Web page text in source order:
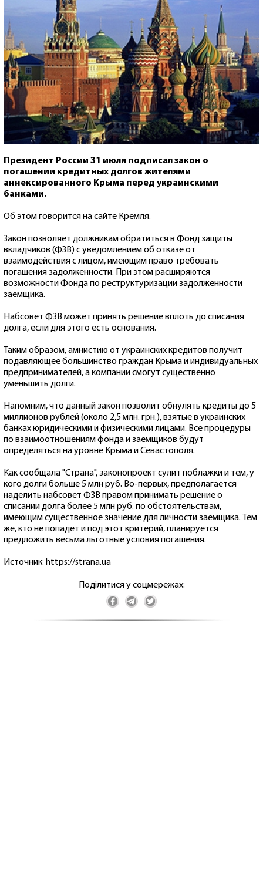
Президент России 31 июля подписал закон о
погашении кредитных долгов жителями
аннексированного Крыма перед украинскими
банками.
Об этом говорится на сайте Кремля.
Закон позволяет должникам обратиться в Фонд защиты
вкладчиков (ФЗВ) с уведомлением об отказе от
взаимодействия с лицом, имеющим право требовать
погашения задолженности. При этом расширяются
возможности Фонда по реструктуризации задолженности
заемщика.
Набсовет ФЗВ может принять решение вплоть до списания
долга, если для этого есть основания.
Таким образом, амнистию от украинских кредитов получит
подавляющее большинство граждан Крыма и индивидуальных
предпринимателей, а компании смогут существенно
уменьшить долги.
Напомним, что данный закон позволит обнулять кредиты до 5
миллионов рублей (около 2,5 млн. грн.), взятые в украинских
банках юридическими и физическими лицами. Все процедуры
по взаимоотношениям фонда и заемщиков будут
определяться на уровне Крыма и Севастополя.
Как сообщала "Страна", законопроект сулит поблажки и тем, у
кого долги больше 5 млн руб. Во-первых, предполагается
наделить набсовет ФЗВ правом принимать решение о
списании долга более 5 млн руб. по обстоятельствам,
имеющим существенное значение для личности заемщика. Тем
же, кто не попадет и под этот критерий, планируется
предложить весьма льготные условия погашения.
Источник: https://strana.ua
Поділитися у соцмережах: